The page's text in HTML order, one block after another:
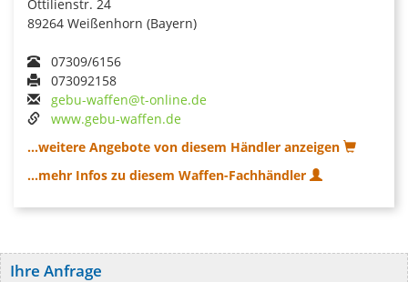
Ottilienstr. 24
89264 Weißenhorn (Bayern)
07309/6156
073092158
gebu-waffen@t-online.de
www.gebu-waffen.de
...weitere Angebote von diesem Händler anzeigen
...mehr Infos zu diesem Waffen-Fachhändler
Ihre Anfrage